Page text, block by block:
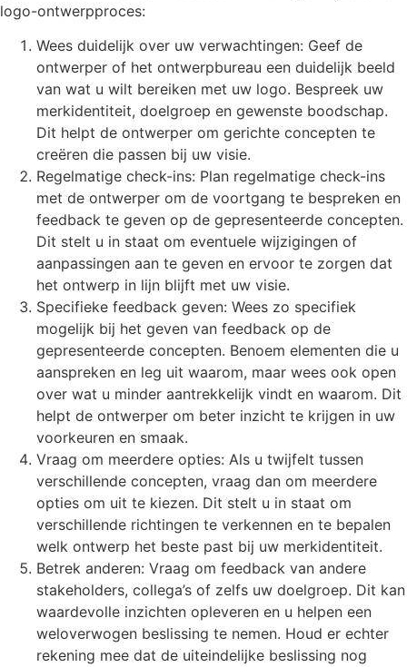
logo-ontwerpproces:
Wees duidelijk over uw verwachtingen: Geef de
ontwerper of het ontwerpbureau een duidelijk beeld
van wat u wilt bereiken met uw logo. Bespreek uw
merkidentiteit, doelgroep en gewenste boodschap.
Dit helpt de ontwerper om gerichte concepten te
creëren die passen bij uw visie.
Regelmatige check-ins: Plan regelmatige check-ins
met de ontwerper om de voortgang te bespreken en
feedback te geven op de gepresenteerde concepten.
Dit stelt u in staat om eventuele wijzigingen of
aanpassingen aan te geven en ervoor te zorgen dat
het ontwerp in lijn blijft met uw visie.
Specifieke feedback geven: Wees zo specifiek
mogelijk bij het geven van feedback op de
gepresenteerde concepten. Benoem elementen die u
aanspreken en leg uit waarom, maar wees ook open
over wat u minder aantrekkelijk vindt en waarom. Dit
helpt de ontwerper om beter inzicht te krijgen in uw
voorkeuren en smaak.
Vraag om meerdere opties: Als u twijfelt tussen
verschillende concepten, vraag dan om meerdere
opties om uit te kiezen. Dit stelt u in staat om
verschillende richtingen te verkennen en te bepalen
welk ontwerp het beste past bij uw merkidentiteit.
Betrek anderen: Vraag om feedback van andere
stakeholders, collega’s of zelfs uw doelgroep. Dit kan
waardevolle inzichten opleveren en u helpen een
weloverwogen beslissing te nemen. Houd er echter
rekening mee dat de uiteindelijke beslissing nog